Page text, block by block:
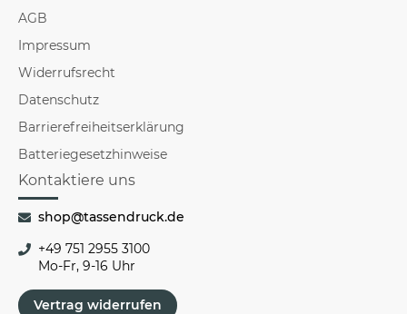
AGB
Impressum
Widerrufsrecht
Datenschutz
Barrierefreiheitserklärung
Batteriegesetzhinweise
Kontaktiere uns
shop@tassendruck.de
+49 751 2955 3100
Mo-Fr, 9-16 Uhr
Vertrag widerrufen